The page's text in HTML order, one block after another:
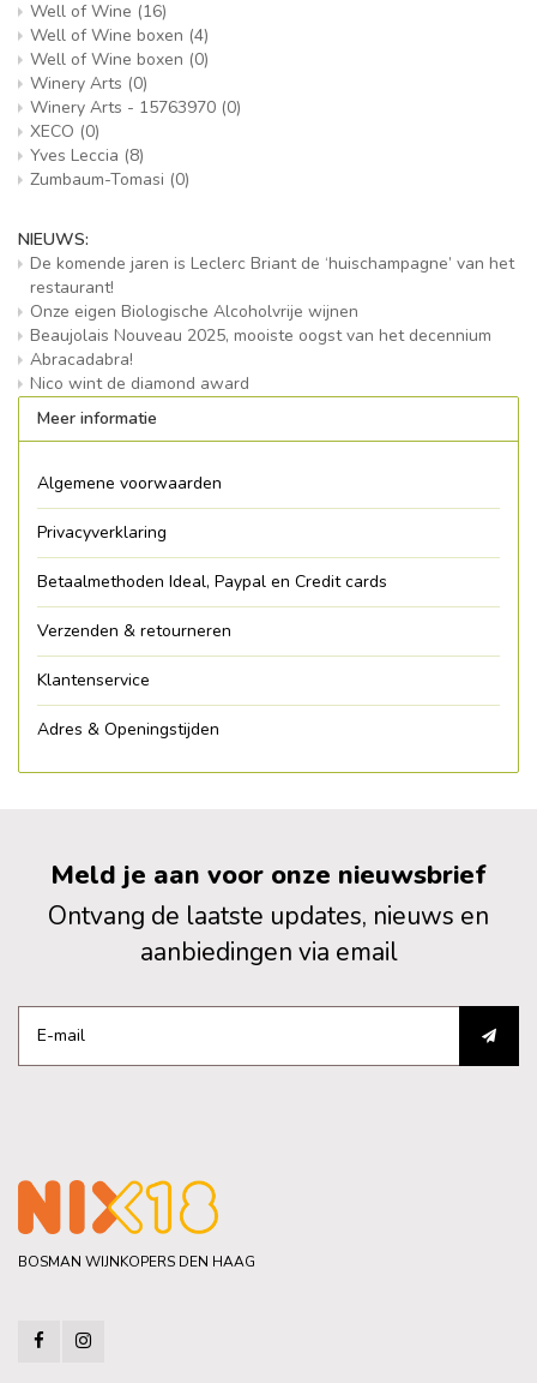
Well of Wine (16)
Well of Wine boxen (4)
Well of Wine boxen (0)
Winery Arts (0)
Winery Arts - 15763970 (0)
XECO (0)
Yves Leccia (8)
Zumbaum-Tomasi (0)
NIEUWS:
De komende jaren is Leclerc Briant de ‘huischampagne’ van het
restaurant!
Onze eigen Biologische Alcoholvrije wijnen
Beaujolais Nouveau 2025, mooiste oogst van het decennium
Abracadabra!
Nico wint de diamond award
Meer informatie
Algemene voorwaarden
Privacyverklaring
Betaalmethoden Ideal, Paypal en Credit cards
Verzenden & retourneren
Klantenservice
Adres & Openingstijden
Meld je aan voor onze nieuwsbrief
Ontvang de laatste updates, nieuws en
aanbiedingen via email
BOSMAN WIJNKOPERS DEN HAAG